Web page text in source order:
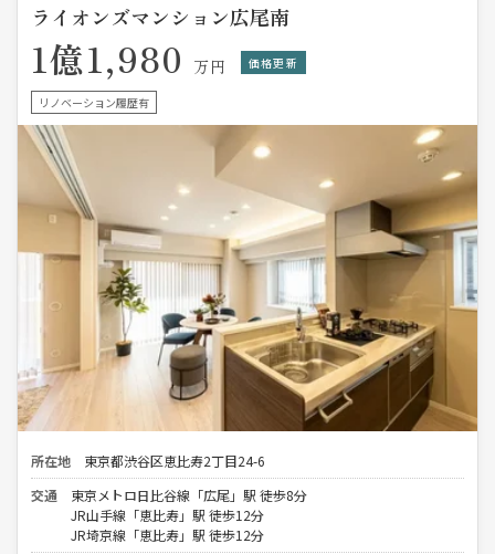
ライオンズマンション広尾南
1億1,980 万円 価格更新
リノベーション履歴有
所在地
東京都渋谷区恵比寿2丁目24-6
交通
東京メトロ日比谷線「広尾」駅 徒歩8分
JR山手線「恵比寿」駅 徒歩12分
JR埼京線「恵比寿」駅 徒歩12分